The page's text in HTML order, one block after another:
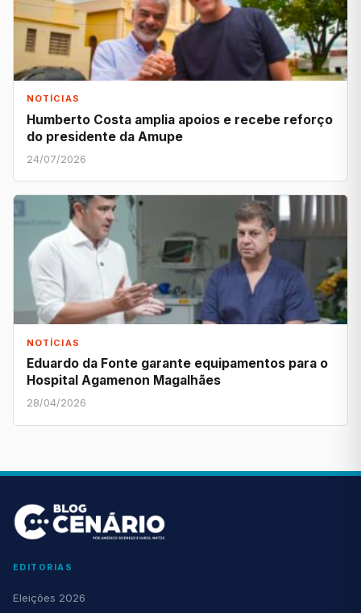
NOTÍCIAS
Humberto Costa amplia apoios e recebe reforço
do presidente da Amupe
24/07/2026
NOTÍCIAS
Eduardo da Fonte garante equipamentos para o
Hospital Agamenon Magalhães
28/04/2026
EDITORIAS
Eleições 2026